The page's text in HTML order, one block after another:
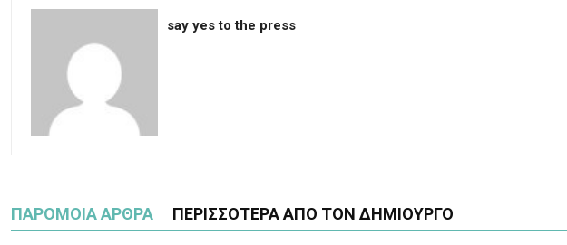
say yes to the press
ΠΑΡΟΜΟΙΑ ΑΡΘΡΑ ΠΕΡΙΣΣΟΤΕΡΑ ΑΠΟ ΤΟΝ ΔΗΜΙΟΥΡΓΟ